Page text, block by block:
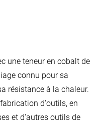
une teneur en cobalt de
connu pour sa
résistance à la chaleur.
d'outils, en
et d'autres outils de